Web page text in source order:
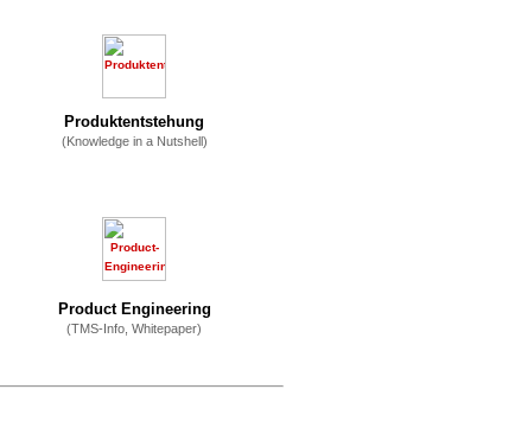
Produktentstehung
(Knowledge in a Nutshell)
Product Engineering
(TMS-Info, Whitepaper)